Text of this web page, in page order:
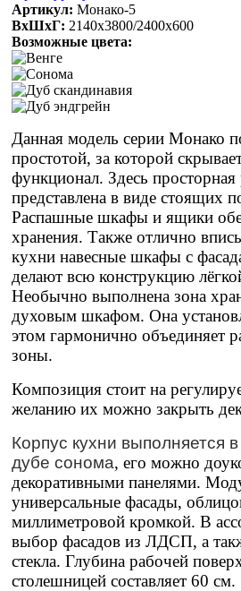
Артикул: Монако-5
ВхШхГ: 2140х3800/2400х600
Возможные цвета:
Данная модель серии Монако
простотой, за которой
функционал. Здесь просторная
представлена в виде стоящих
Распашные шкафы и ящики
хранения. Также отлично
кухни навесные шкафы с
делают всю конструкцию
Необычно выполнена зона
духовым шкафом. Она
этом гармонично объединяет
зоны.
Композиция стоит на
желанию их можно закрыть
Корпус кухни выполняется
дубе сонома, его можно
декоративными панелями.
универсальные фасады,
миллиметровой кромкой. В
выбор фасадов из ЛДСП, а
стекла. Глубина рабочей
столешницей составляет 60 см.